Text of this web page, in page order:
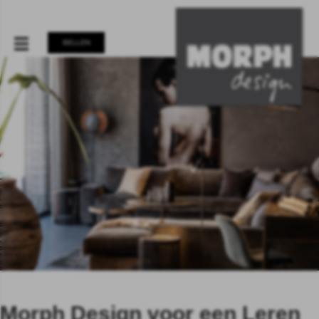
BELLEN
Morph Design voor een Leren